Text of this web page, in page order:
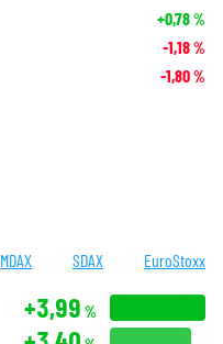
+0,78%
-1,18%
-1,80%
MDAX SDAX EuroStoxx
+3,99 %